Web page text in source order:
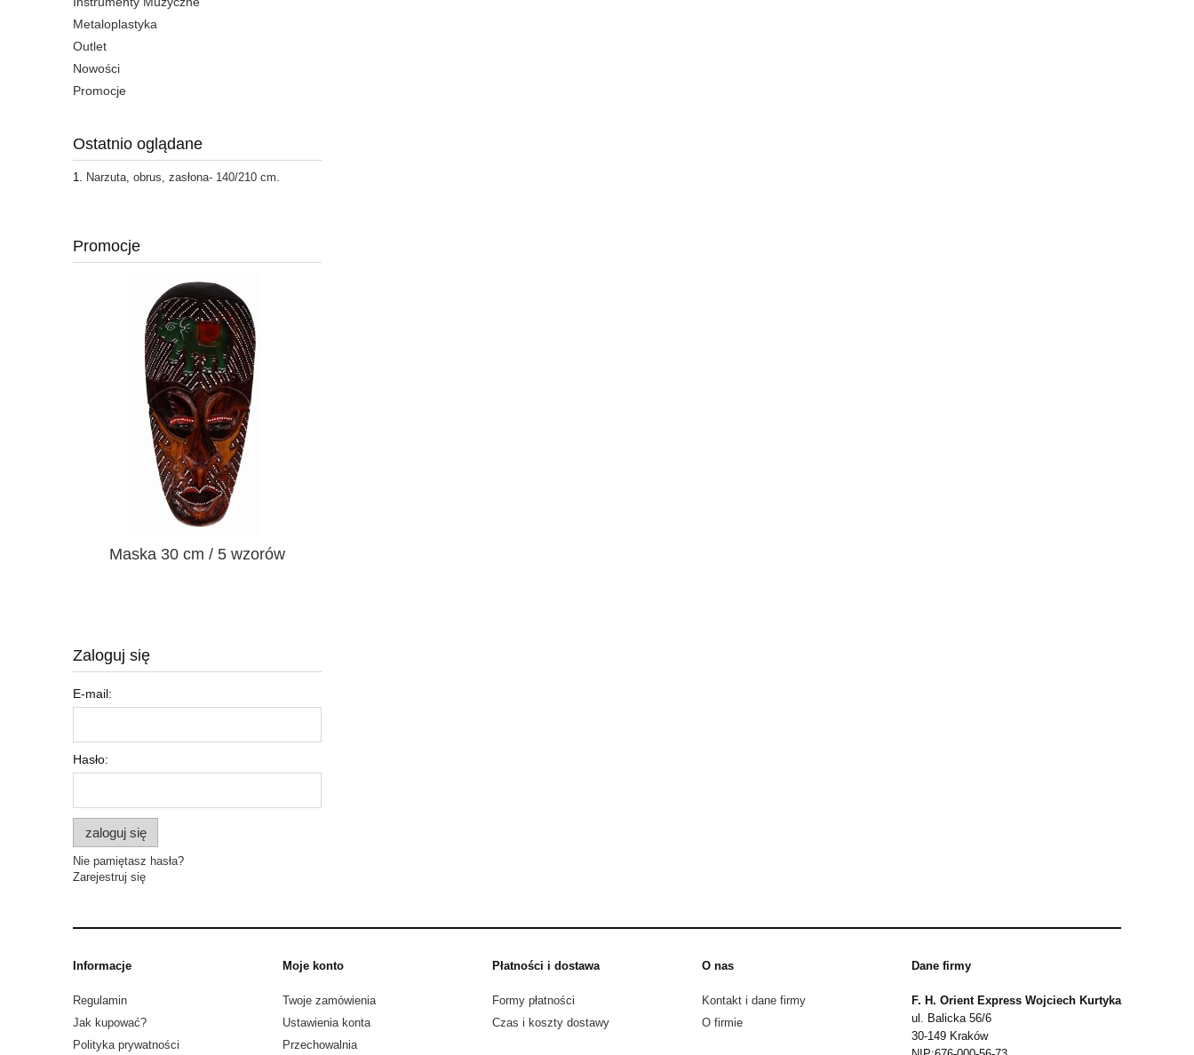
Metaloplastyka
Outlet
Nowości
Promocje
Ostatnio oglądane
Narzuta, obrus, zasłona- 140/210 cm.
Promocje
Maska 30 cm / 5 wzorów
Zaloguj się
E-mail:
Hasło:
zaloguj się
Nie pamiętasz hasła?
Zarejestruj się
Informacje
Regulamin
Jak kupować?
Polityka prywatności
Moje konto
Twoje zamówienia
Ustawienia konta
Przechowalnia
Płatności i dostawa
Formy płatności
Czas i koszty dostawy
O nas
Kontakt i dane firmy
O firmie
Dane firmy
F. H. Orient Express Wojciech Kurtyka
ul. Balicka 56/6
30-149 Kraków